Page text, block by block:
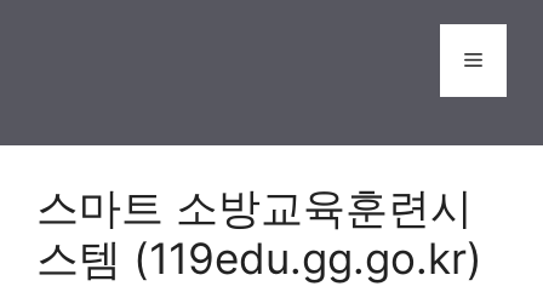
Menu
스마트 소방교육훈련시
스템 (119edu.gg.go.kr)